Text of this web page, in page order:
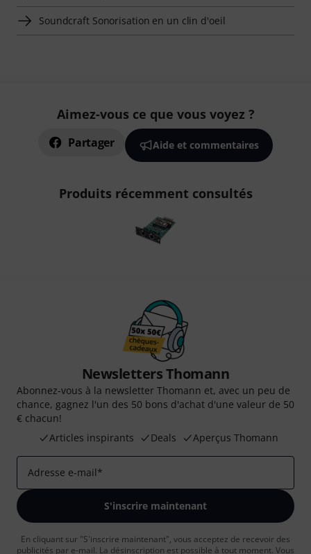
Soundcraft Sonorisation en un clin d'oeil
Aimez-vous ce que vous voyez ?
Partager Aide et commentaires
Produits récemment consultés
Newsletters Thomann
Abonnez-vous à la newsletter Thomann et, avec un peu de
chance, gagnez l'un des 50 bons d'achat d'une valeur de 50
€ chacun!
Articles inspirants
Deals Aperçus Thomann
Adresse e-mail*
S'inscrire maintenant
En cliquant sur "S'inscrire maintenant", vous acceptez de recevoir des
publicités par e-mail. La désinscription est possible à tout moment. Vous